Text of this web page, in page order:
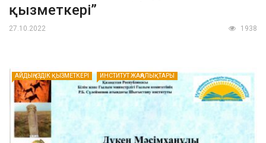
қызметкері”
27.10.2022 1938
АЙДЫҢ ҮЗДІК ҚЫЗМЕТКЕРІ ИНСТИТУТ ЖАҢАЛЫҚТАРЫ